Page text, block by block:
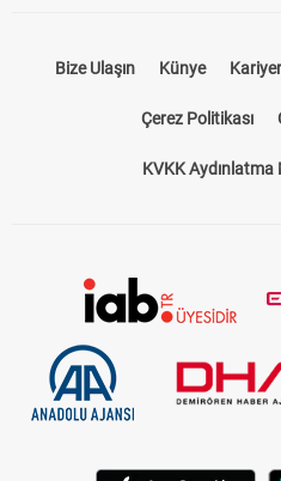
Bize Ulaşın Künye Kariyer
Çerez Politikası
KVKK Aydınlatma